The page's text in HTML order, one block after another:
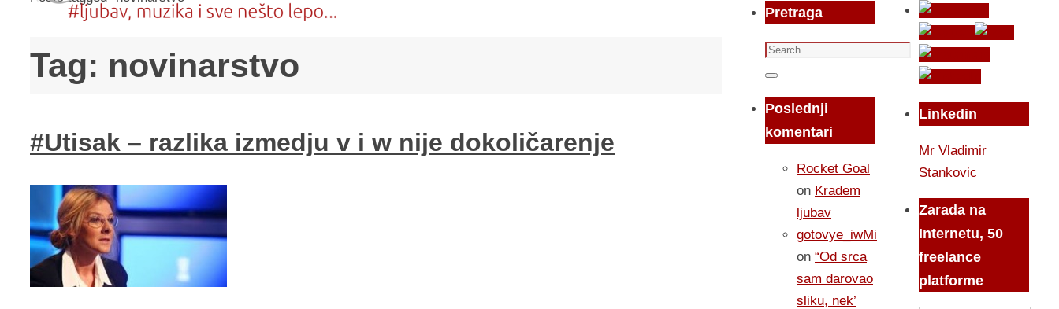
Tag: novinarstvo
#Utisak – razlika izmedju v i w nije dokoličarenje
Pretraga
Search
for:
Search
Poslednji
komentari
Rocket Goal
on Kradem
ljubav
gotovye_iwMi
on “Od srca
sam darovao
sliku, nek’
Linkedin
Mr Vladimir
Stankovic
Zarada na
Internetu, 50
freelance
platforme